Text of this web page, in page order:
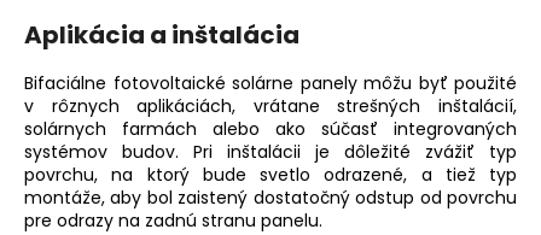
Aplikácia a inštalácia
Bifaciálne fotovoltaické solárne panely môžu byť použité
v rôznych aplikáciách, vrátanestrešných inštalácií,
solárnych farmách alebo ako súčasť integrovaných
systémov budov. Pri inštalácii je dôležité zvážiť typ
povrchu, na ktorý bude svetlo odrazené, a tiež typ
montáže, aby bol zaistený dostatočný odstup od povrchu
pre odrazy na zadnú stranu panelu.